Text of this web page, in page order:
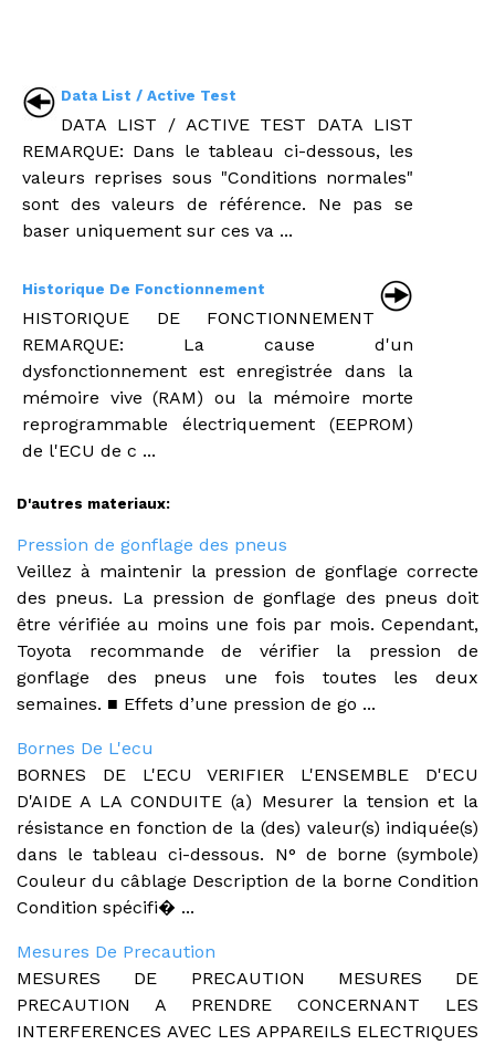
Data List / Active Test
DATA LIST / ACTIVE TEST DATA LIST
REMARQUE: Dans le tableau ci-dessous, les
valeurs reprises sous "Conditions normales"
sont des valeurs de référence. Ne pas se
baser uniquement sur ces va ...
Historique De Fonctionnement
HISTORIQUE DE FONCTIONNEMENT
REMARQUE: La cause d'un
dysfonctionnement est enregistrée dans la
mémoire vive (RAM) ou la mémoire morte
reprogrammable électriquement (EEPROM)
de l'ECU de c ...
D'autres materiaux:
Pression de gonflage des pneus
Veillez à maintenir la pression de gonflage correcte
des pneus. La pression de gonflage des pneus doit
être vérifiée au moins une fois par mois. Cependant,
Toyota recommande de vérifier la pression de
gonflage des pneus une fois toutes les deux
semaines. ■ Effets d’une pression de go ...
Bornes De L'ecu
BORNES DE L'ECU VERIFIER L'ENSEMBLE D'ECU
D'AIDE A LA CONDUITE (a) Mesurer la tension et la
résistance en fonction de la (des) valeur(s) indiquée(s)
dans le tableau ci-dessous. N° de borne (symbole)
Couleur du câblage Description de la borne Condition
Condition spécifi� ...
Mesures De Precaution
MESURES DE PRECAUTION MESURES DE
PRECAUTION A PRENDRE CONCERNANT LES
INTERFERENCES AVEC LES APPAREILS ELECTRIQUES